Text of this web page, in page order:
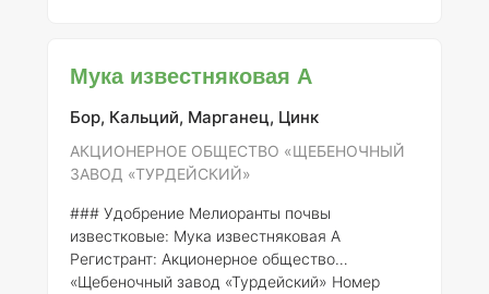
также для обеспечения растений
Регистрант: Акционерное общество «ГОРНЯК»
Номер регистрации: 759-12-3271-1Состав
элементов:Состав муки известняковой
Мука известняковая А
Бор, Кальций, Марганец, Цинк
АКЦИОНЕРНОЕ ОБЩЕСТВО «ЩЕБЕНОЧНЫЙ
ЗАВОД «ТУРДЕЙСКИЙ»
### Удобрение Мелиоранты почвы
известковые: Мука известняковая А
Регистрант: Акционерное общество
«Щебеночный завод «Турдейский» Номер